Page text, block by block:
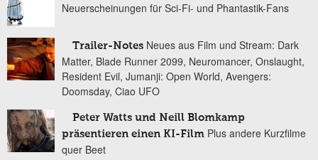
Neuerscheinungen für Sci-Fi- und Phantastik-Fans
Trailer-Notes Neues aus Film und Stream: Dark
Matter, Blade Runner 2099, Neuromancer, Onslaught,
Resident Evil, Jumanji: Open World, Avengers:
Doomsday, Ciao UFO
Peter Watts und Neill Blomkamp
präsentieren einen KI-Film Plus andere Kurzfilme
quer Beet